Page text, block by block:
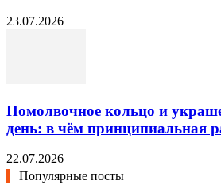
23.07.2026
Помолвочное кольцо и
день: в чём принципиальная
22.07.2026
Популярные посты